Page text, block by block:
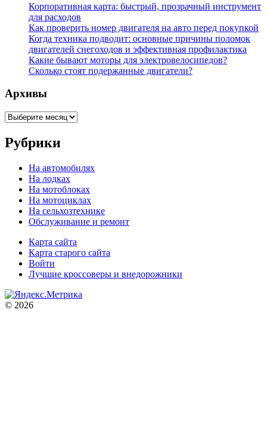
Корпоративная карта: быстрый, прозрачный инструмент
для расходов
Как проверить номер двигателя на авто перед покупкой
Когда техника подводит: основные причины поломок
двигателей снегоходов и эффективная профилактика
Какие бывают моторы для электровелосипедов?
Сколько стоят подержанные двигатели?
Архивы
Архивы
Рубрики
На автомобилях
На лодках
На мотоблоках
На мотоциклах
На сельхозтехнике
Обслуживание и ремонт
Карта сайта
Карта старого сайта
Войти
Лучшие кроссоверы и внедорожники
© 2026